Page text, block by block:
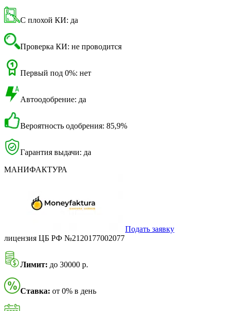
С плохой КИ: да
Проверка КИ: не проводится
Первый под 0%: нет
Автоодобрение: да
Вероятность одобрения: 85,9%
Гарантия выдачи: да
МАНИФАКТУРА
Подать заявку
лицензия ЦБ РФ №2120177002077
Лимит: до 30000 р.
Ставка: от 0% в день